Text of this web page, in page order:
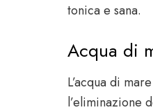
tonica e sana.
Acqua di
L’acqua di
l’eliminazione